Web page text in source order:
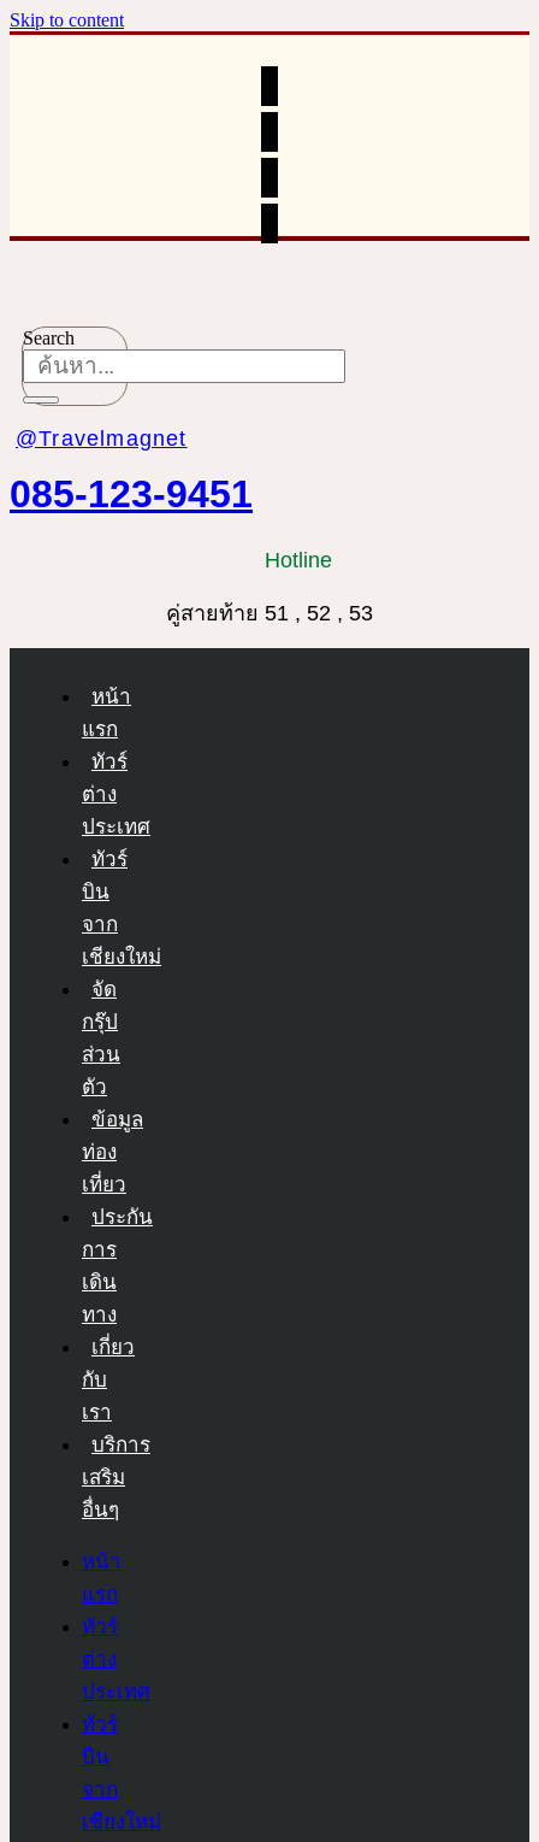
Skip to content
Search
@Travelmagnet
085-123-9451
Hotline
คู่สายท้าย 51 , 52 , 53
หน้า
แรก
ทัวร์
ต่าง
ประเทศ
ทัวร์
บิน
จาก
เชียงใหม่
จัด
กรุ๊ป
ส่วน
ตัว
ข้อมูล
ท่อง
เที่ยว
ประกัน
การ
เดิน
ทาง
เกี่ยว
กับ
เรา
บริการ
เสริม
อื่นๆ
หน้า
แรก
ทัวร์
ต่าง
ประเทศ
ทัวร์
บิน
จาก
เชียงใหม่